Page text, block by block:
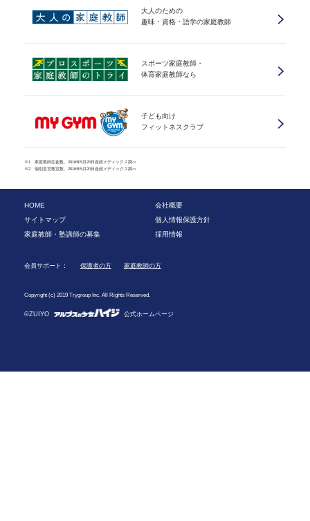
大人のための
趣味・資格・語学の家庭教師
スポーツ家庭教師・
体育家庭教師なら
子ども向け
フィットネスクラブ
※1 家庭教師生徒数、2016年5月20日産經メディックス調べ
※2 個別直営教室数、2016年5月20日産經メディックス調べ
HOME
会社概要
サイトマップ
個人情報保護方針
家庭教師・塾講師の募集
採用情報
会員サポート： 保護者の方 家庭教師の方
Copyright (c) 2019 Trygroup Inc. All Rights Reserved.
©ZUIYO 公式ホームページ